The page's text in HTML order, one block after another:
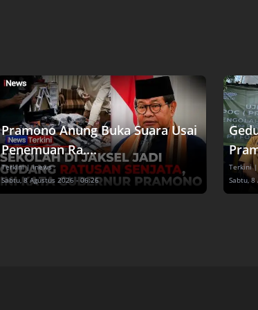
Pramono Anung Buka Suara Usai
Penemuan Ra....
Terkini | inews
Sabtu, 8 Agustus 2026 - 06:26
Terkini |
Sabtu, 8